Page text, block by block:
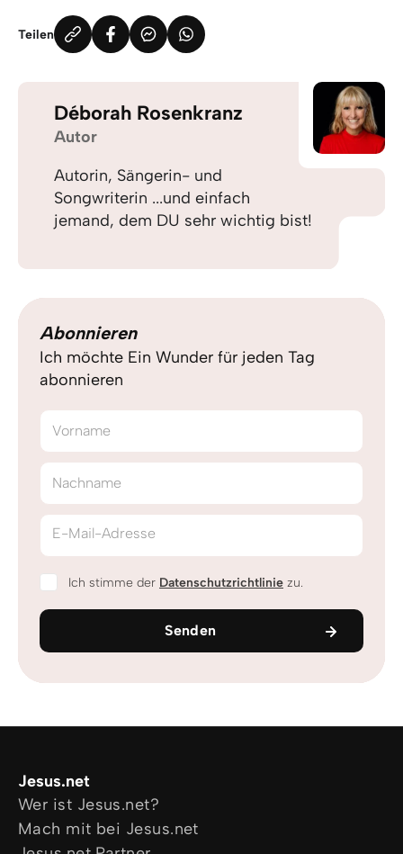
Teilen
Déborah Rosenkranz
Autor
Autorin, Sängerin- und
Songwriterin ...und einfach
jemand, dem DU sehr wichtig bist!
Abonnieren
Ich möchte Ein Wunder für jeden Tag
abonnieren
Vorname
Nachname
E-Mail-Adresse
Ich stimme der Datenschutzrichtlinie zu.
Senden
Jesus.net
Wer ist Jesus.net?
Mach mit bei Jesus.net